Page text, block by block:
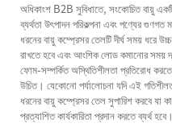
অধিকাংশ B2B সুবিধাতে, সংকোচিত বায়ু
ব্যর্থতা উৎপাদন পরিকল্পনা এবং পণ্যের
ধরনের বায়ু কম্প্রেসর তেলটি দীর্ঘ সময় ধরে
রাখতে হবে এবং আংশিক লোড কমানোর সময়
ফোম-সম্পর্কিত অস্থিতিশীলতা প্রতিরোধ
উচিত। যেকোনো পর্যালোচনা যদি এই
ধরনের বায়ু কম্প্রেসর তেল সুপারিশ করবে
প্রত্যাশিত কার্যকারিতা প্রদান করতে ব্যর্থ হবে।